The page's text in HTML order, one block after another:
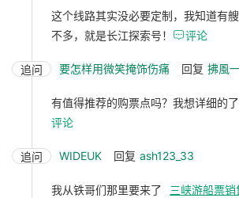
这个线路其实没必要定制，我知道有
不多，就是长江探索号！ 评论
追问 要怎样用微笑掩饰伤痛 回复 拂風
有值得推荐的购票点吗？我想详细的了
评论
追问 WIDEUK 回复 ash123_33
我从铁哥们那里要来了 三峡游船票销